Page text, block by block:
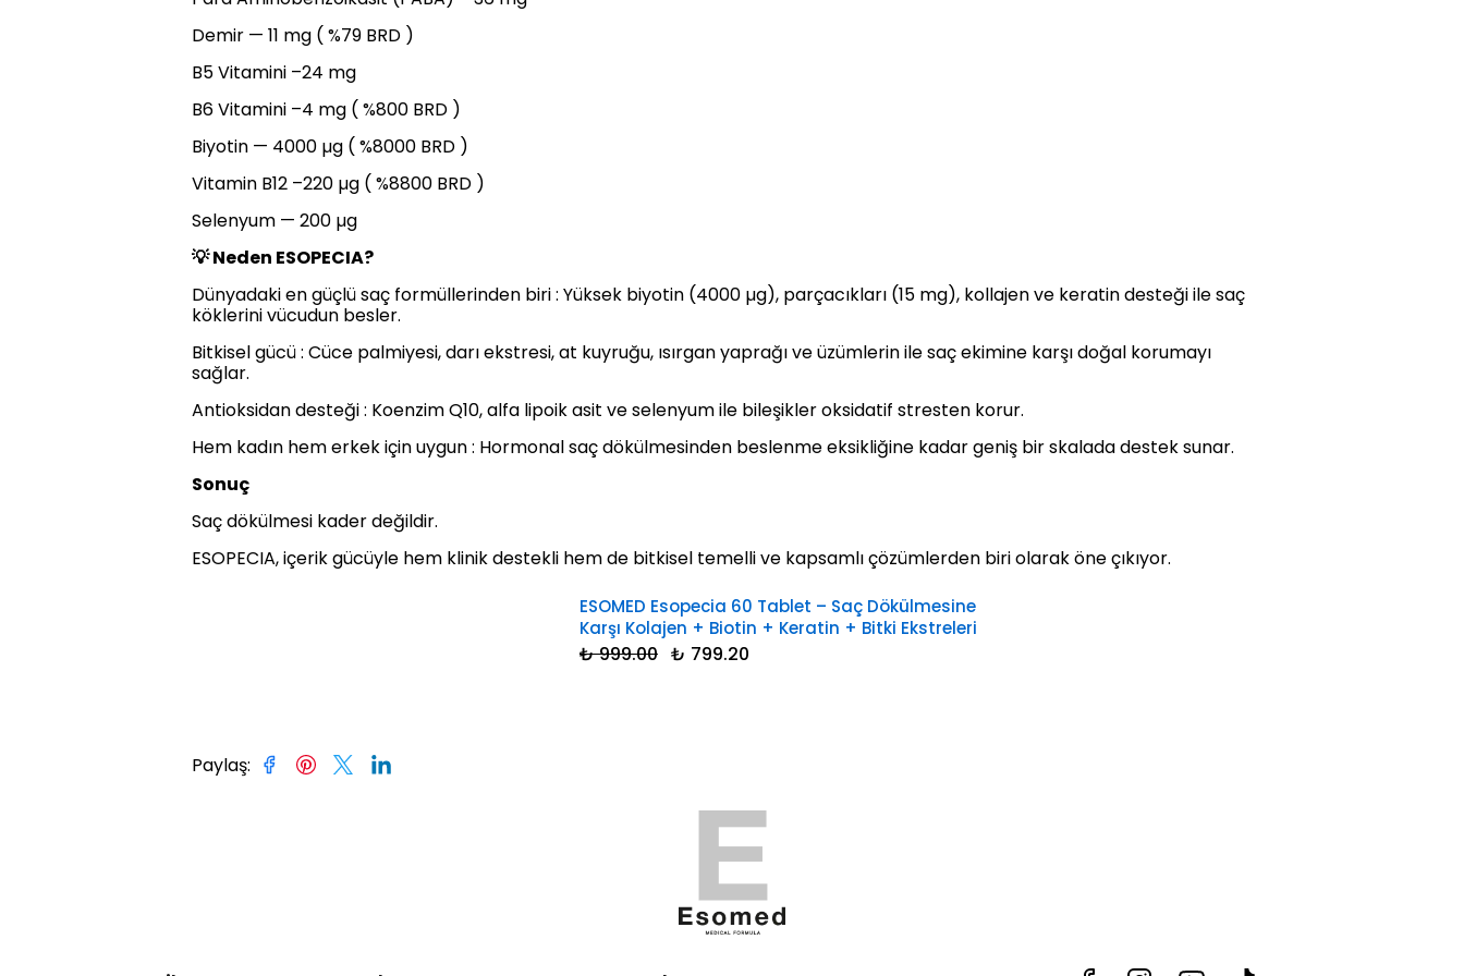
Demir — 11 mg ( %79 BRD )
B5 Vitamini –24 mg
B6 Vitamini –4 mg ( %800 BRD )
Biyotin — 4000 µg ( %8000 BRD )
Vitamin B12 –220 µg ( %8800 BRD )
Selenyum — 200 µg
💡 Neden ESOPECIA?
Dünyadaki en güçlü saç formüllerinden biri : Yüksek biyotin (4000 µg), parçacıkları (15 mg), kollajen ve keratin desteği ile saç
köklerini vücudun besler.
Bitkisel gücü : Cüce palmiyesi, darı ekstresi, at kuyruğu, ısırgan yaprağı ve üzümlerin ile saç ekimine karşı doğal korumayı
sağlar.
Antioksidan desteği : Koenzim Q10, alfa lipoik asit ve selenyum ile bileşikler oksidatif stresten korur.
Hem kadın hem erkek için uygun : Hormonal saç dökülmesinden beslenme eksikliğine kadar geniş bir skalada destek sunar.
Sonuç
Saç dökülmesi kader değildir.
ESOPECIA, içerik gücüyle hem klinik destekli hem de bitkisel temelli ve kapsamlı çözümlerden biri olarak öne çıkıyor.
ESOMED Esopecia 60 Tablet – Saç Dökülmesine
Karşı Kolajen + Biotin + Keratin + Bitki Ekstreleri
₺ 999.00 ₺ 799.20
Paylaş: